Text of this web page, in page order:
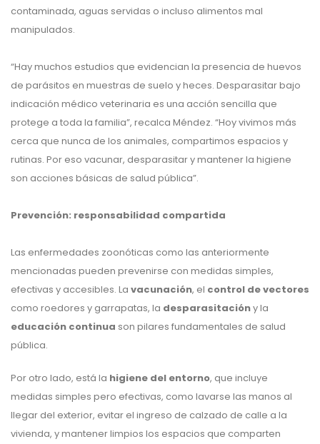
contaminada, aguas servidas o incluso alimentos mal
manipulados.
“Hay muchos estudios que evidencian la presencia de huevos
de parásitos en muestras de suelo y heces. Desparasitar bajo
indicación médico veterinaria es una acción sencilla que
protege a toda la familia”, recalca Méndez. “Hoy vivimos más
cerca que nunca de los animales, compartimos espacios y
rutinas. Por eso vacunar, desparasitar y mantener la higiene
son acciones básicas de salud pública”.
Prevención: responsabilidad compartida
Las enfermedades zoonóticas como las anteriormente
mencionadas pueden prevenirse con medidas simples,
efectivas y accesibles. La vacunación, el control de vectores
como roedores y garrapatas, la desparasitacióny la
educación continua son pilares fundamentales de salud
pública.
Por otro lado, está la higiene del entorno, que incluye
medidas simples pero efectivas, como lavarse las manos al
llegar del exterior, evitar el ingreso de calzado de calle a la
vivienda, y mantener limpios los espacios que comparten